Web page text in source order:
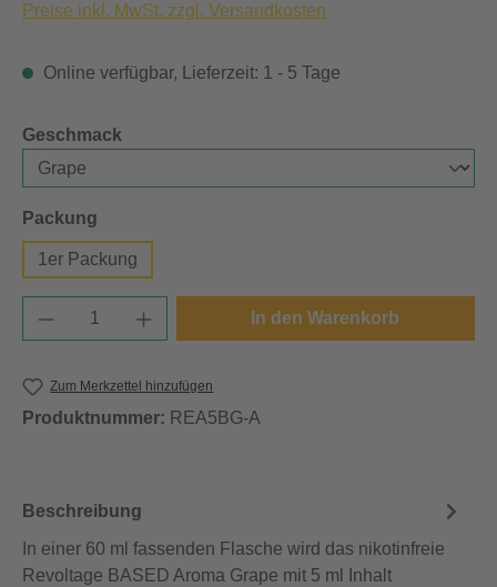
Preise inkl. MwSt. zzgl. Versandkosten
Online verfügbar, Lieferzeit: 1 - 5 Tage
Geschmack
Packung
1er Packung
Produkt Anzahl: Gib den gewünschten
In den Warenkorb
Zum Merkzettel hinzufügen
Produktnummer: REA5BG-A
Beschreibung
In einer 60 ml fassenden Flasche wird das nikotinfreie
Revoltage BASED Aroma Grape mit 5 ml Inhalt